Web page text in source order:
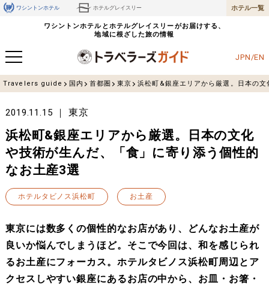
ワシントンホテル ホテルグレイスリー ホテル一覧
ワシントンホテルとホテルグレイスリーがお届けする、
地域に根ざした旅の情報
JPN/EN
Travelers guide 国内 首都圏 東京 浜松町&銀座エリアから厳選。日本の
2019.11.15 東京
浜松町&銀座エリアから厳選。日本の文化
や技術が生んだ、「食」に寄り添う個性的
なお土産3選
ホテルタビノス浜松町 お土産
東京には数多くの個性的なお店があり、どんなお土産が
良いか悩んでしまうほど。そこで今回は、和を感じられ
るお土産にフォーカス。ホテルタビノス浜松町周辺とア
クセスしやすい銀座にあるお店の中から、お皿・お箸・